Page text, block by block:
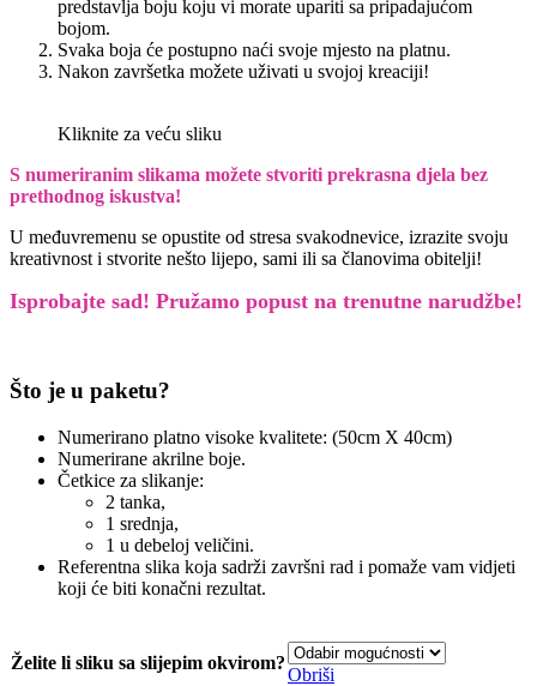
predstavlja boju koju vi morate upariti sa pripadajućom
bojom.
Svaka boja će postupno naći svoje mjesto na platnu.
Nakon završetka možete uživati u svojoj kreaciji!
Kliknite za veću sliku
S numeriranim slikama možete stvoriti prekrasna djela bez
prethodnog iskustva!
U međuvremenu se opustite od stresa svakodnevice, izrazite svoju
kreativnost i stvorite nešto lijepo, sami ili sa članovima obitelji!
Isprobajte sad! Pružamo popust na trenutne narudžbe!
Što je u paketu?
Numerirano platno visoke kvalitete: (50cm X 40cm)
Numerirane akrilne boje.
Četkice za slikanje:
2 tanka,
1 srednja,
1 u debeloj veličini.
Referentna slika koja sadrži završni rad i pomaže vam vidjeti
koji će biti konačni rezultat.
Želite li sliku sa slijepim okvirom?
Obriši